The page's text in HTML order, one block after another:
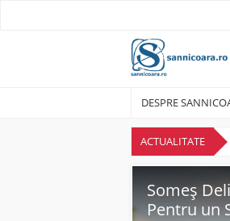
DESPRE
ACTUALITATE
Someș
Pentru un